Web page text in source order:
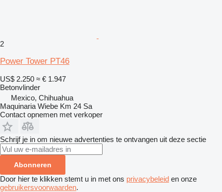
2
Power Tower PT46
US$ 2.250 ≈ € 1.947
Betonvlinder
Mexico, Chihuahua
Maquinaria Wiebe Km 24 Sa
Contact opnemen met verkoper
Schrijf je in om nieuwe advertenties te ontvangen uit deze sectie
Abonneren
Door hier te klikken stemt u in met ons privacybeleid en onze
gebruikersvoorwaarden.